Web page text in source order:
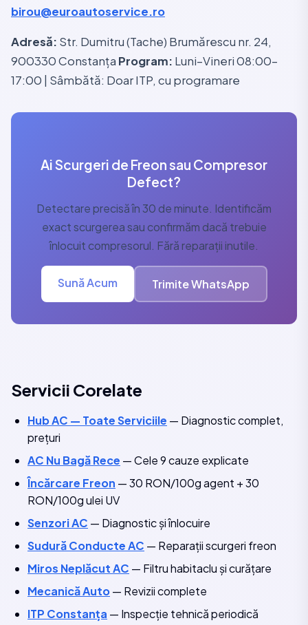
birou@euroautoservice.ro
Adresă: Str. Dumitru (Tache) Brumărescu nr. 24,
900330 Constanța Program: Luni–Vineri 08:00–
17:00 | Sâmbătă: Doar ITP, cu programare
Ai Scurgeri de Freon sau Compresor
Defect?
Detectare precisă în 30 de minute. Identificăm
exact scurgerea sau confirmăm dacă trebuie
înlocuit compresorul. Fără reparații inutile.
Sună Acum Trimite WhatsApp
Servicii Corelate
Hub AC — Toate Serviciile — Diagnostic complet,
prețuri
AC Nu Bagă Rece — Cele 9 cauze explicate
Încărcare Freon — 30 RON/100g agent + 30
RON/100g ulei UV
Senzori AC — Diagnostic și înlocuire
Sudură Conducte AC — Reparații scurgeri freon
Miros Neplăcut AC — Filtru habitaclu și curățare
Mecanică Auto— Revizii complete
ITP Constanța — Inspecție tehnică periodică